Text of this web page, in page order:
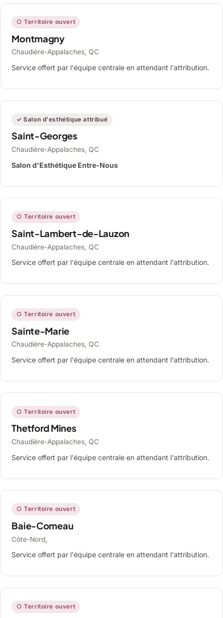
○ Territoire ouvert
Montmagny
Chaudière-Appalaches, QC
Service offert par l'équipe centrale en attendant l'attribution.
✓ Salon d'esthétique attribué
Saint-Georges
Chaudière-Appalaches, QC
Salon d'Esthétique Entre-Nous
○ Territoire ouvert
Saint-Lambert-de-Lauzon
Chaudière-Appalaches, QC
Service offert par l'équipe centrale en attendant l'attribution.
○ Territoire ouvert
Sainte-Marie
Chaudière-Appalaches, QC
Service offert par l'équipe centrale en attendant l'attribution.
○ Territoire ouvert
Thetford Mines
Chaudière-Appalaches, QC
Service offert par l'équipe centrale en attendant l'attribution.
○ Territoire ouvert
Baie-Comeau
Côte-Nord,
Service offert par l'équipe centrale en attendant l'attribution.
○ Territoire ouvert